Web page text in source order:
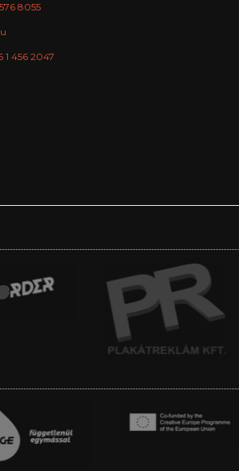
8055
1 456 2047